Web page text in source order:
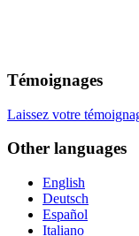
Témoignages
Laissez votre
Other languages
English
Deutsch
Español
Italiano